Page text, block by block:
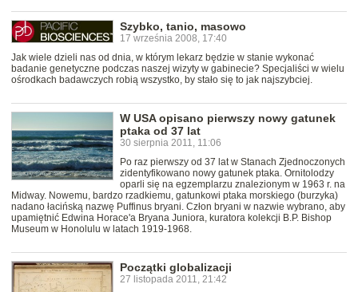
Szybko, tanio, masowo
17 września 2008, 17:40
Jak wiele dzieli nas od dnia, w którym lekarz będzie w stanie wykonać
badanie genetyczne podczas naszej wizyty w gabinecie? Specjaliści w wielu
ośrodkach badawczych robią wszystko, by stało się to jak najszybciej.
W USA opisano pierwszy nowy gatunek
ptaka od 37 lat
30 sierpnia 2011, 11:06
Po raz pierwszy od 37 lat w Stanach Zjednoczonych
zidentyfikowano nowy gatunek ptaka. Ornitolodzy
oparli się na egzemplarzu znalezionym w 1963 r. na
Midway. Nowemu, bardzo rzadkiemu, gatunkowi ptaka morskiego (burzyka)
nadano łacińską nazwę Puffinus bryani. Człon bryani w nazwie wybrano, aby
upamiętnić Edwina Horace'a Bryana Juniora, kuratora kolekcji B.P. Bishop
Museum w Honolulu w latach 1919-1968.
Początki globalizacji
27 listopada 2011, 21:42